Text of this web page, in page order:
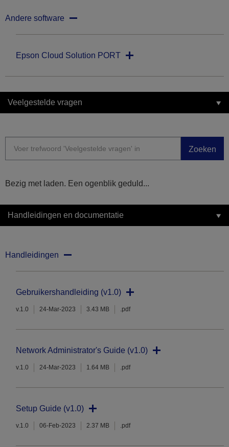
Andere software
Epson Cloud Solution PORT
Veelgestelde vragen
Zoeken
Bezig met laden. Een ogenblik geduld...
Handleidingen en documentatie
Handleidingen
Gebruikershandleiding (v1.0)
v.1.0 24-Mar-2023 3.43 MB .pdf
Network Administrator's Guide (v1.0)
v.1.0 24-Mar-2023 1.64 MB .pdf
Setup Guide (v1.0)
v.1.0 06-Feb-2023 2.37 MB .pdf